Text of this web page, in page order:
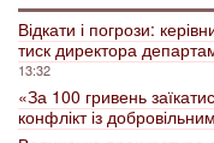
Відкати і погрози:
тиск директора
13:32
«За 100 гривень
конфлікт із